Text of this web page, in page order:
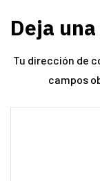
Deja
Tu dirección de
campos